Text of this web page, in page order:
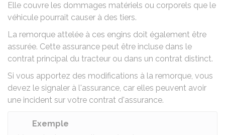
Elle couvre les dommages matériels ou corporels que le
véhicule pourrait causer à des tiers.
La remorque attelée à ces engins doit également être
assurée. Cette assurance peut être incluse dans le
contrat principal du tracteur ou dans un contrat distinct.
Si vous apportez des modifications à la remorque, vous
devez le signaler à l'assurance, car elles peuvent avoir
une incident sur votre contrat d'assurance.
Exemple